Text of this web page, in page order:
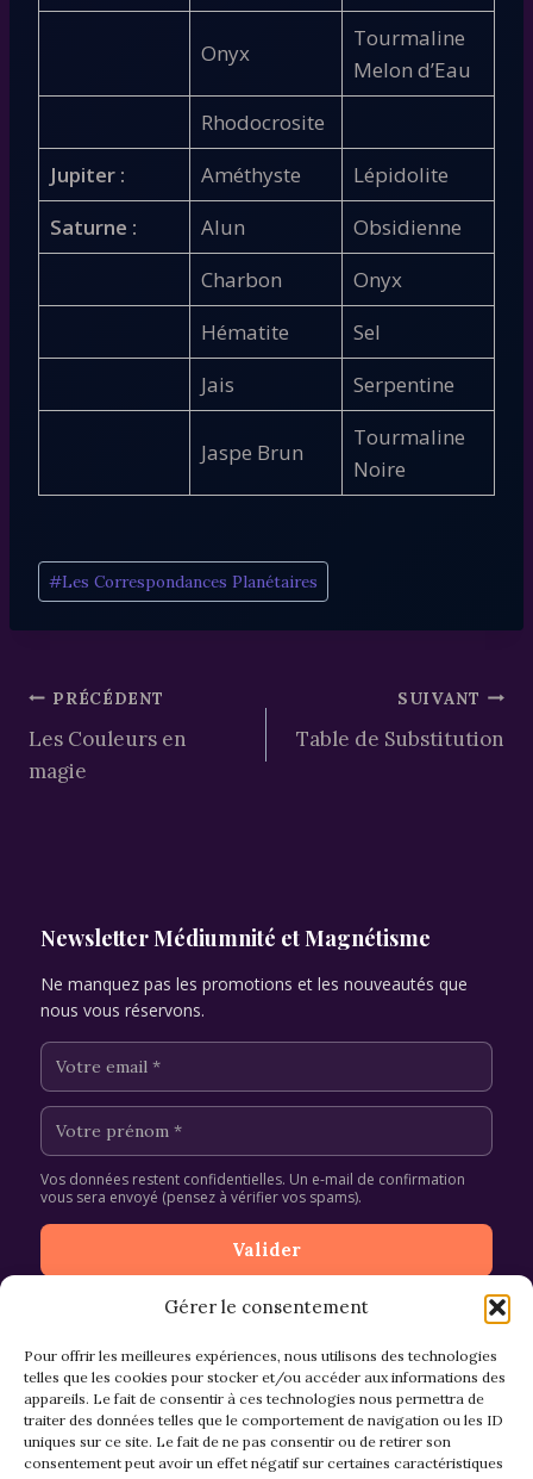
Gérer le consentement
Pour offrir les meilleures expériences, nous utilisons des technologies
telles que les cookies pour stocker et/ou accéder aux informations des
appareils. Le fait de consentir à ces technologies nous permettra de
traiter des données telles que le comportement de navigation ou les ID
uniques sur ce site. Le fait de ne pas consentir ou de retirer son
consentement peut avoir un effet négatif sur certaines caractéristiques
Onyx
Tourmaline
Melon d’Eau
Rhodocrosite
Jupiter :
Améthyste
Lépidolite
Saturne :
Alun
Obsidienne
Charbon
Onyx
Hématite
Sel
Jais
Serpentine
Jaspe Brun
Tourmaline
Noire
Étiquettes
de
la
#Les Correspondances Planétaires
Navigation
de
PRÉCÉDENT
Les Couleurs en
magie
SUIVANT
Table de Substitution
Newsletter Médiumnité et Magnétisme
Ne manquez pas les promotions et les nouveautés que
nous vous réservons.
Vos données restent confidentielles. Un e-mail de confirmation
vous sera envoyé (pensez à vérifier vos spams).
CGV et Retours